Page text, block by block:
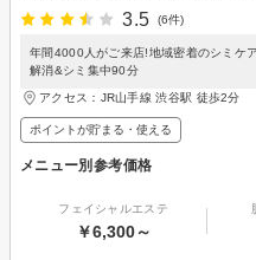
3.5
(6件)
年間4000人がご来店!地域密着のシミケ
解消&シミ集中90分
アクセス：JR山手線 渋谷駅 徒歩2分
ポイントが貯まる・使える
メニュー別参考価格
フェイシャルエステ
￥6,300～